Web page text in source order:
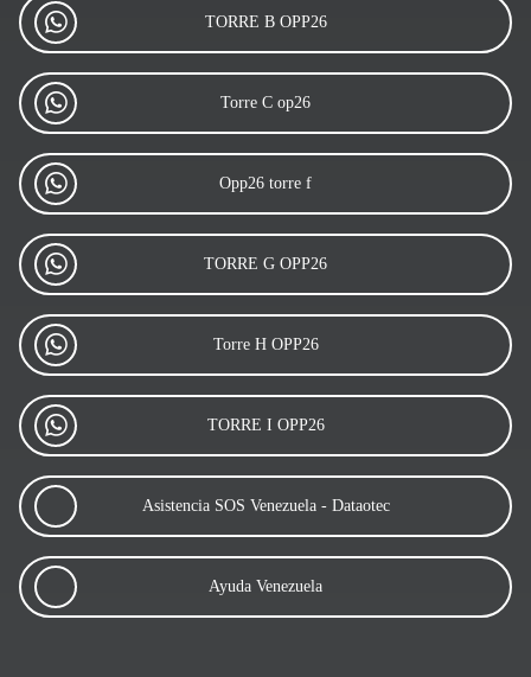
TORRE B OPP26
Torre C op26
Opp26 torre f
TORRE G OPP26
Torre H OPP26
TORRE I OPP26
Asistencia SOS Venezuela - Dataotec
Ayuda Venezuela